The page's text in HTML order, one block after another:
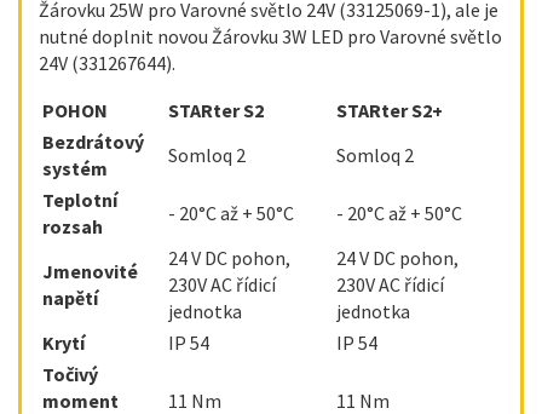
Žárovku 25W pro Varovné světlo 24V (33125069-1), ale je
nutné doplnit novou Žárovku 3W LED pro Varovné světlo
24V (331267644).
POHON
STARter S2
STARter S2+
Bezdrátový
systém
Somloq 2
Somloq 2
Teplotní
rozsah
- 20°C až + 50°C - 20°C až + 50°C
Jmenovité
napětí
24 V DC pohon,
230V AC řídicí
jednotka
24 V DC pohon,
230V AC řídicí
jednotka
Krytí
IP 54
IP 54
Točivý
moment
11 Nm 11 Nm